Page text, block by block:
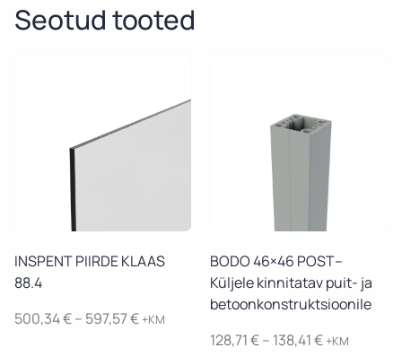
Seotud tooted
INSPENT PIIRDE KLAAS
88.4
500,34€– 597,57€Price
+KM
BODO 46×46 POST–
Küljele kinnitatav puit- ja
betoonkonstruktsioonile
128,71€– 138,41€Price
+KM